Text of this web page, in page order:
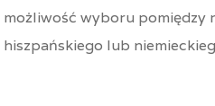
możliwość wyboru pomiędzy
hiszpańskiego lub